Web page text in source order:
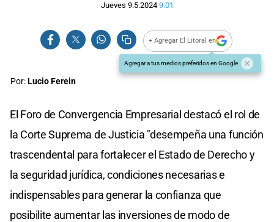
Jueves 9.5.2024 9:01
+ Agregar El Litoral en
Agregar a tus medios preferidos en Google
Por:Lucio Ferein
El Foro de Convergencia Empresarial destacó el rol de
la Corte Suprema de Justicia "desempeña una función
trascendental para fortalecer el Estado de Derecho y
la seguridad jurídica, condiciones necesarias e
indispensables para generar la confianza que
posibilite aumentar las inversiones de modo de